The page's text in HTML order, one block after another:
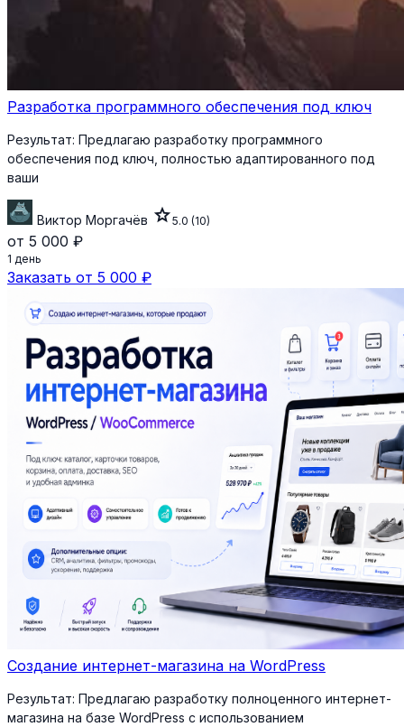
Разработка программного обеспечения под ключ
Результат: Предлагаю разработку программного
обеспечения под ключ, полностью адаптированного под
ваши
Виктор Моргачёв star5.0 (10)
от 5 000 ₽
1 день
Заказать от 5 000 ₽
Создание интернет-магазина на WordPress
Результат: Предлагаю разработку полноценного интернет-
магазина на базе WordPress с использованием